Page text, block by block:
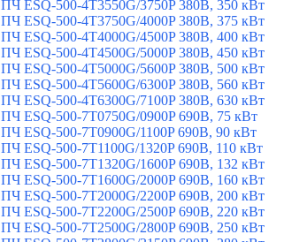
ПЧ ESQ-500-4T3550G/3750P 380В, 350 кВт
ПЧ ESQ-500-4T3750G/4000P 380В, 375 кВт
ПЧ ESQ-500-4T4000G/4500P 380В, 400 кВт
ПЧ ESQ-500-4T4500G/5000P 380В, 450 кВт
ПЧ ESQ-500-4T5000G/5600P 380В, 500 кВт
ПЧ ESQ-500-4T5600G/6300P 380В, 560 кВт
ПЧ ESQ-500-4T6300G/7100P 380В, 630 кВт
ПЧ ESQ-500-7T0750G/0900P 690В, 75 кВт
ПЧ ESQ-500-7T0900G/1100P 690В, 90 кВт
ПЧ ESQ-500-7T1100G/1320P 690В, 110 кВт
ПЧ ESQ-500-7T1320G/1600P 690В, 132 кВт
ПЧ ESQ-500-7T1600G/2000P 690В, 160 кВт
ПЧ ESQ-500-7T2000G/2200P 690В, 200 кВт
ПЧ ESQ-500-7T2200G/2500P 690В, 220 кВт
ПЧ ESQ-500-7T2500G/2800P 690В, 250 кВт